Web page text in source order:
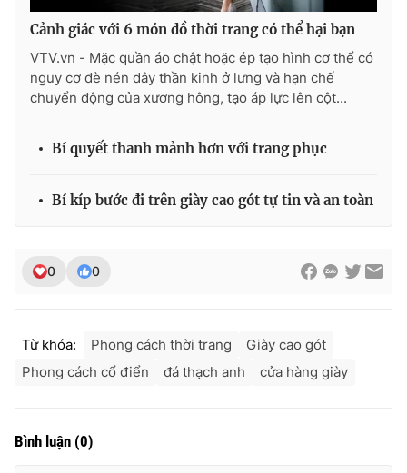
Cảnh giác với 6 món đồ thời trang có thể hại bạn
VTV.vn - Mặc quần áo chật hoặc ép tạo hình cơ thể có
nguy cơ đè nén dây thần kinh ở lưng và hạn chế
chuyển động của xương hông, tạo áp lực lên cột...
Bí quyết thanh mảnh hơn với trang phục
Bí kíp bước đi trên giày cao gót tự tin và an toàn
0 0
Từ khóa: Phong cách thời trang
Giày cao gót
Phong cách cổ điển
đá thạch anh cửa hàng giày
Bình luận (0)